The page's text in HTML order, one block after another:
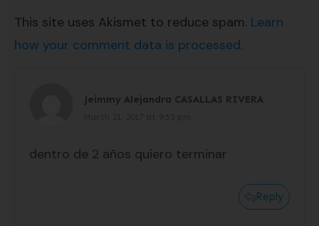
This site uses Akismet to reduce spam. Learn
how your comment data is processed.
Jeimmy Alejandra CASALLAS RIVERA
dentro de 2 años quiero terminar
Reply